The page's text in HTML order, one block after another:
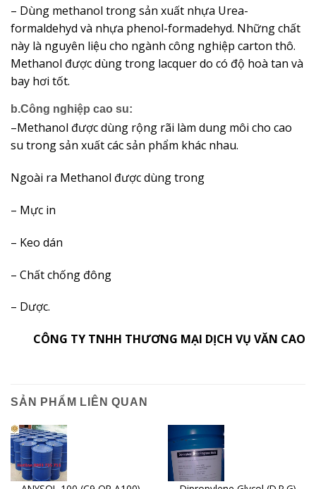
– Dùng methanol trong sản xuất nhựa Urea-
formaldehyd và nhựa phenol-formadehyd. Những chất
này là nguyên liệu cho ngành công nghiệp carton thô.
Methanol được dùng trong lacquer do có độ hoà tan và
bay hơi tốt.
b.Công nghiệp cao su:
–Methanol được dùng rộng rãi làm dung môi cho cao
su trong sản xuất các sản phẩm khác nhau.
Ngoài ra Methanol được dùng trong
– Mực in
– Keo dán
– Chất chống đông
– Dược.
CÔNG TY TNHH THƯƠNG MẠI DỊCH VỤ VĂN CAO
SẢN PHẨM LIÊN QUAN